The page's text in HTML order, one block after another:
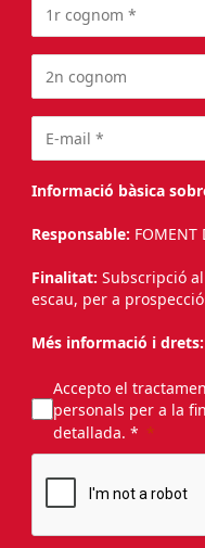
Informació bàsica
Responsable: FOMENT
Finalitat: Subscripció
escau, per a
Més informació i drets:
Accepto el
personals per a la
detallada. *